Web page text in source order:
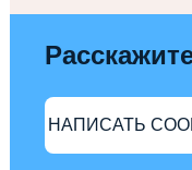
НАПИСАТЬ